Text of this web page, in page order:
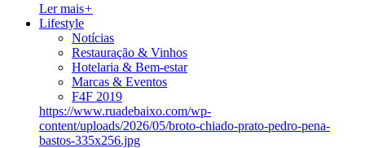
Ler mais+
Lifestyle
Notícias
Restauração & Vinhos
Hotelaria & Bem-estar
Marcas & Eventos
F4F 2019
https://www.ruadebaixo.com/wp-
content/uploads/2026/05/broto-chiado-prato-pedro-pena-
bastos-335x256.jpg